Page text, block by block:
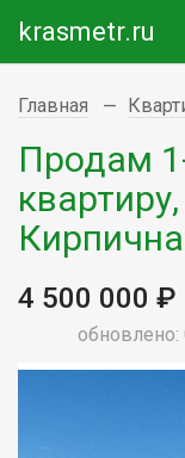
krasmetr.ru
Главная
Продам
4 500 000 ₽
обновлено: